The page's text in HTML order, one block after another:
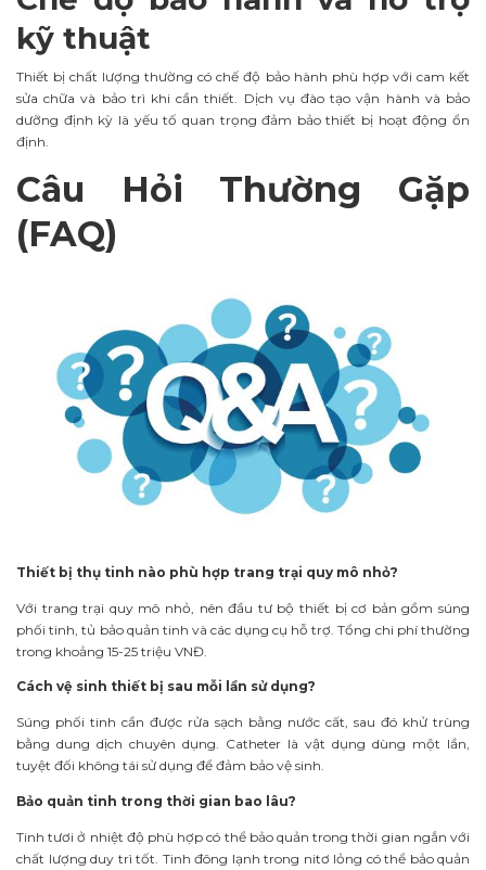
kỹ thuật
Thiết bị chất lượng thường có chế độ bảo hành phù hợp với cam kết
sửa chữa và bảo trì khi cần thiết. Dịch vụ đào tạo vận hành và bảo
dưỡng định kỳ là yếu tố quan trọng đảm bảo thiết bị hoạt động ổn
định.
Câu Hỏi Thường Gặp
(FAQ)
Thiết bị thụ tinh nào phù hợp trang trại quy mô nhỏ?
Với trang trại quy mô nhỏ, nên đầu tư bộ thiết bị cơ bản gồm súng
phối tinh, tủ bảo quản tinh và các dụng cụ hỗ trợ. Tổng chi phí thường
trong khoảng 15-25 triệu VNĐ.
Cách vệ sinh thiết bị sau mỗi lần sử dụng?
Súng phối tinh cần được rửa sạch bằng nước cất, sau đó khử trùng
bằng dung dịch chuyên dụng. Catheter là vật dụng dùng một lần,
tuyệt đối không tái sử dụng để đảm bảo vệ sinh.
Bảo quản tinh trong thời gian bao lâu?
Tinh tươi ở nhiệt độ phù hợp có thể bảo quản trong thời gian ngắn với
chất lượng duy trì tốt. Tinh đông lạnh trong nitơ lỏng có thể bảo quản